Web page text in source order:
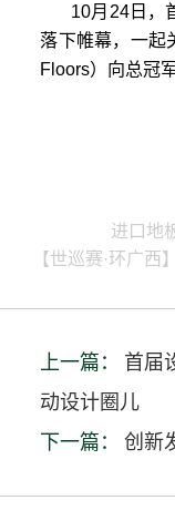
10月24日，
落下帷幕，一起
Floors）向总冠
进口地
【世巡赛·环广
上一篇：
首届
动设计圈儿
下一篇：
创新